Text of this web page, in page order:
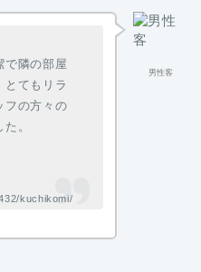
男性客
で隣の部屋
とてもリラ
フの方々の
。
kuchikomi/